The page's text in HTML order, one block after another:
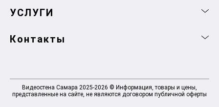
УСЛУГИ
Контакты
Видеостена Самара 2025-2026 © Информация, товары и цены,
представленные на сайте, не являются договором публичной оферты